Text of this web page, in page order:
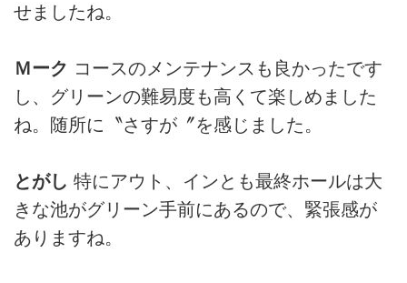
せましたね。
Ｍーク コースのメンテナンスも良かったです
し、グリーンの難易度も高くて楽しめました
ね。随所に〝さすが〞を感じました。
とがし 特にアウト、インとも最終ホールは大
きな池がグリーン手前にあるので、緊張感が
ありますね。